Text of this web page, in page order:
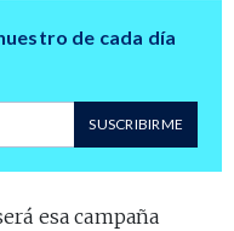
de cada día
SUSCRIBIRME
esa campaña